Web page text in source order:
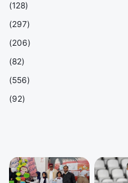
(128)
(297)
(206)
(82)
(556)
(92)